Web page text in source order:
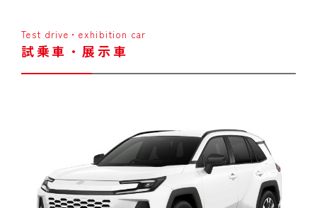
Test drive・exhibition car
試乗車・展示車